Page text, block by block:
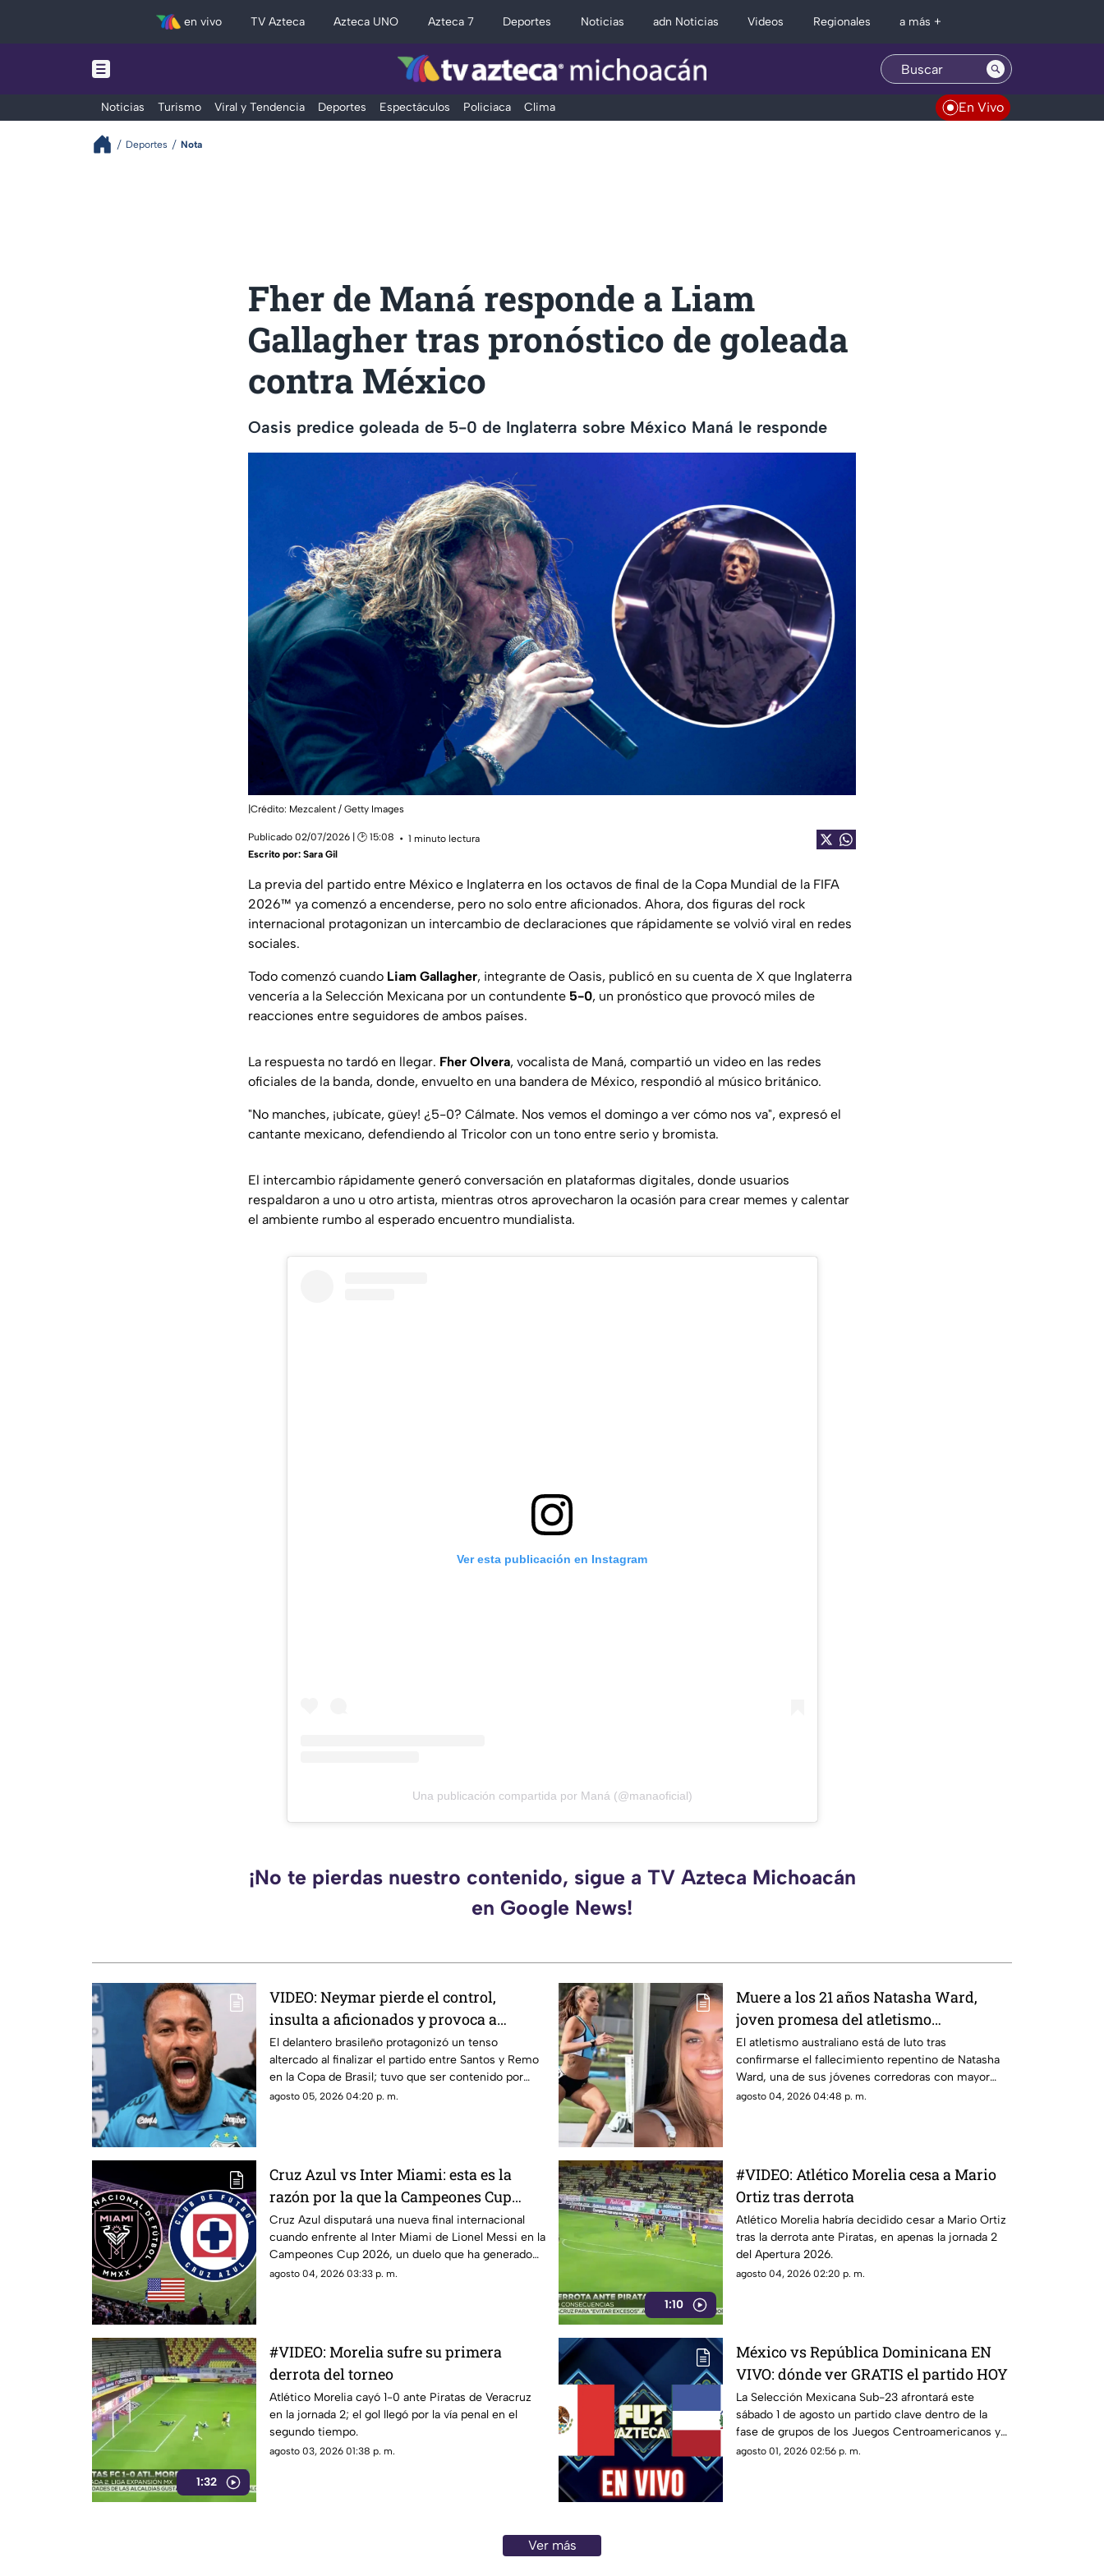
en vivo TV Azteca Azteca UNO Azteca 7 Deportes Noticias adn Noticias Videos Regionales a más +
Noticias Turismo Viral y Tendencia Deportes Espectáculos Policiaca Clima En Vivo
Deportes Nota
Fher de Maná responde a Liam
Gallagher tras pronóstico de goleada
contra México
Oasis predice goleada de 5-0 de Inglaterra sobre México Maná le responde
|Crédito: Mezcalent / Getty Images
Publicado 02/07/2026 | 🕑 15:08
1 minuto lectura
Escrito por: Sara Gil
La previa del partido entre México e Inglaterra en los octavos de final de la Copa Mundial de la FIFA
2026™ ya comenzó a encenderse, pero no solo entre aficionados. Ahora, dos figuras del rock
internacional protagonizan un intercambio de declaraciones que rápidamente se volvió viral en redes
sociales.
Todo comenzó cuando Liam Gallagher, integrante de Oasis, publicó en su cuenta de X que Inglaterra
vencería a la Selección Mexicana por un contundente 5-0, un pronóstico que provocó miles de
reacciones entre seguidores de ambos países.
La respuesta no tardó en llegar. Fher Olvera, vocalista de Maná, compartió un video en las redes
oficiales de la banda, donde, envuelto en una bandera de México, respondió al músico británico.
"No manches, ¡ubícate, güey! ¿5-0? Cálmate. Nos vemos el domingo a ver cómo nos va", expresó el
cantante mexicano, defendiendo al Tricolor con un tono entre serio y bromista.
El intercambio rápidamente generó conversación en plataformas digitales, donde usuarios
respaldaron a uno u otro artista, mientras otros aprovecharon la ocasión para crear memes y calentar
el ambiente rumbo al esperado encuentro mundialista.
Ver esta publicación en Instagram
Una publicación compartida por Maná (@manaoficial)
¡No te pierdas nuestro contenido, sigue a TV Azteca Michoacán
en Google News!
VIDEO: Neymar pierde el control,
insulta a aficionados y provoca a
rivales tras triunfo del Santos
El delantero brasileño protagonizó un tenso
altercado al finalizar el partido entre Santos y Remo
en la Copa de Brasil; tuvo que ser contenido por
elementos de seguridad y compañeros.
agosto 05, 2026 04:20 p. m.
Muere a los 21 años Natasha Ward,
joven promesa del atletismo
australiano
El atletismo australiano está de luto tras
confirmarse el fallecimiento repentino de Natasha
Ward, una de sus jóvenes corredoras con mayor
proyección, a los 21 años. La noticia fue comunicada
agosto 04, 2026 04:48 p. m.
Cruz Azul vs Inter Miami: esta es la
razón por la que la Campeones Cup
2026 se jugará en Estados Unidos
Cruz Azul disputará una nueva final internacional
cuando enfrente al Inter Miami de Lionel Messi en la
Campeones Cup 2026, un duelo que ha generado
dudas entre los aficionados, especialmente sobre
agosto 04, 2026 03:33 p. m.
1:10
#VIDEO: Atlético Morelia cesa a Mario
Ortiz tras derrota
Atlético Morelia habría decidido cesar a Mario Ortiz
tras la derrota ante Piratas, en apenas la jornada 2
del Apertura 2026.
agosto 04, 2026 02:20 p. m.
1:32
#VIDEO: Morelia sufre su primera
derrota del torneo
Atlético Morelia cayó 1-0 ante Piratas de Veracruz
en la jornada 2; el gol llegó por la vía penal en el
segundo tiempo.
agosto 03, 2026 01:38 p. m.
México vs República Dominicana EN
VIVO: dónde ver GRATIS el partido HOY
La Selección Mexicana Sub-23 afrontará este
sábado 1 de agosto un partido clave dentro de la
fase de grupos de los Juegos Centroamericanos y
del Caribe Santo Domingo 2026, cuando se
agosto 01, 2026 02:56 p. m.
Ver más